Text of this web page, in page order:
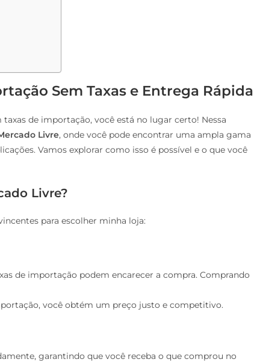
Sem Taxas e Entrega Rápida
de importação, você está no lugar certo! Nessa
Livre, onde você pode encontrar uma ampla gama
Vamos explorar como isso é possível e o que você
Livre?
para escolher minha loja:
de importação podem encarecer a compra. Comprando
você obtém um preço justo e competitivo.
garantindo que você receba o que comprou no